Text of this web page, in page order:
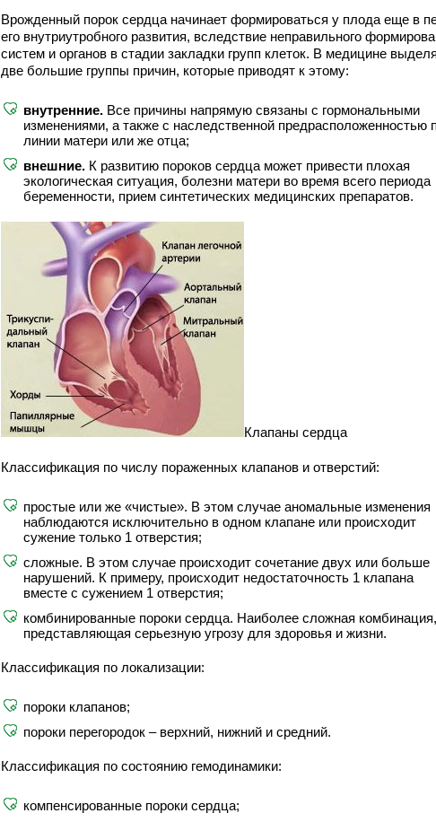
Врожденный порок сердца начинает формироваться у плода еще в
его внутриутробного развития, вследствие неправильного
систем и органов в стадии закладки групп клеток. В медицине
две большие группы причин, которые приводят к этому:
внутренние. Все причины напрямую связаны с гормональными
изменениями, а также с наследственной предрасположенностью
линии матери или же отца;
внешние. К развитию пороков сердца может привести плохая
экологическая ситуация, болезни матери во время всего периода
беременности, прием синтетических медицинских препаратов.
Клапаны сердца
Классификация по числу пораженных клапанов и отверстий:
простые или же «чистые». В этом случае аномальные изменения
наблюдаются исключительно в одном клапане или происходит
сужение только 1 отверстия;
сложные. В этом случае происходит сочетание двух или больше
нарушений. К примеру, происходит недостаточность 1 клапана
вместе с сужением 1 отверстия;
комбинированные пороки сердца. Наиболее сложная комбинация,
представляющая серьезную угрозу для здоровья и жизни.
Классификация по локализации:
пороки клапанов;
пороки перегородок – верхний, нижний и средний.
Классификация по состоянию гемодинамики:
компенсированные пороки сердца;